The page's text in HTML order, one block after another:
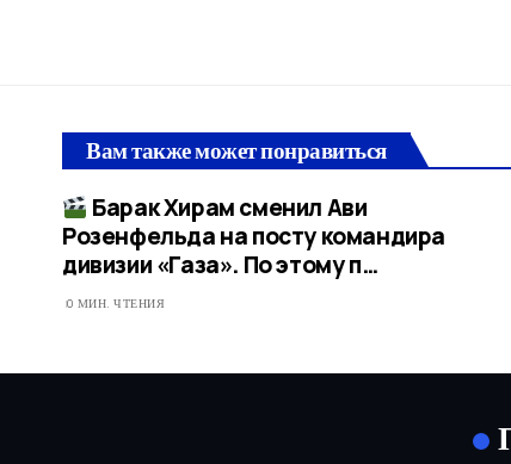
Вам также может понравиться
Барак Хирам сменил Ави
Розенфельда на посту командира
дивизии «Газа». По этому п…
0 МИН. ЧТЕНИЯ